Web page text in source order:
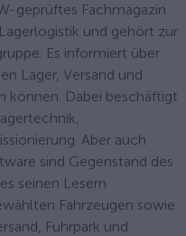
geprüftes Fachmagazin
und gehört zur
Es informiert über
Lager, Versand und
können. Dabei beschäftigt
Aber auch
sind Gegenstand des
seinen Lesern
Fahrzeugen sowie
Fuhrpark und